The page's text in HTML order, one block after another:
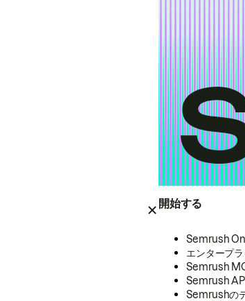
開始する
Semrush
エンタープ
Semrush
Semrush API
Semrushの